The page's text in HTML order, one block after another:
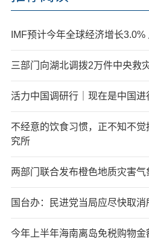
IMF预计今年全球经济增长
三部门向湖北调拨2万件中央救
活力中国调研行｜现在是中国
不经意的饮食习惯，正不知不
究所
两部门联合发布橙色地质灾害气
国台办：民进党当局应尽快取消
今年上半年海南离岛免税购物金